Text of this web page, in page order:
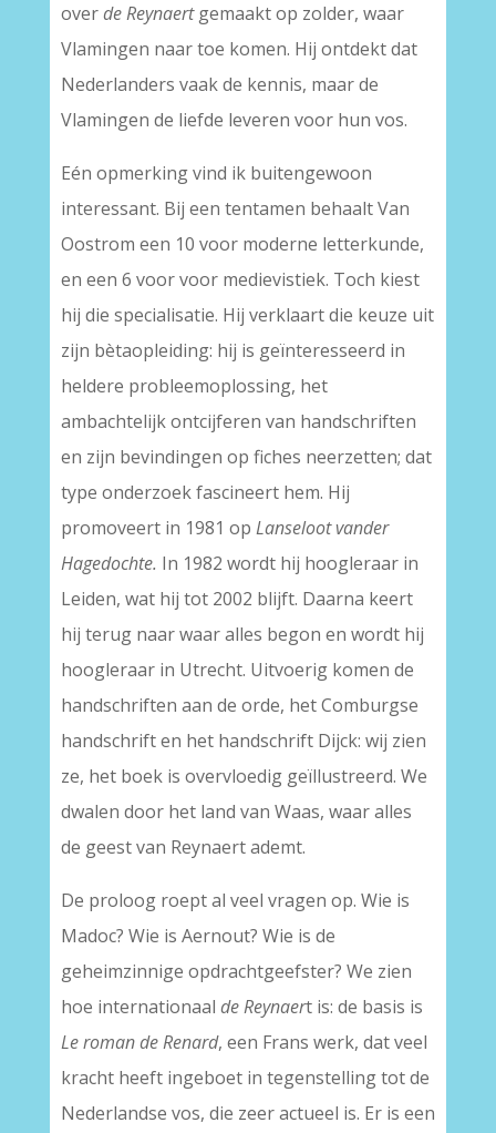
overde Reynaertgemaakt op zolder, waar
Vlamingen naar toe komen. Hij ontdekt dat
Nederlanders vaak de kennis, maar de
Vlamingen de liefde leveren voor hun vos.
Eén opmerking vind ik buitengewoon
interessant. Bij een tentamen behaalt Van
Oostrom een 10 voor moderne letterkunde,
en een 6 voor voor medievistiek. Toch kiest
hij die specialisatie. Hij verklaart die keuze uit
zijn bètaopleiding: hij is geïnteresseerd in
heldere probleemoplossing, het
ambachtelijk ontcijferen van handschriften
en zijn bevindingen op fiches neerzetten; dat
type onderzoek fascineert hem. Hij
promoveert in 1981 op Lanseloot vander
Hagedochte. In 1982 wordt hij hoogleraar in
Leiden, wat hij tot 2002 blijft. Daarna keert
hij terug naar waar alles begon en wordt hij
hoogleraar in Utrecht. Uitvoerig komen de
handschriften aan de orde, het Comburgse
handschrift en het handschrift Dijck: wij zien
ze, het boek is overvloedig geïllustreerd. We
dwalen door het land van Waas, waar alles
de geest van Reynaert ademt.
De proloog roept al veel vragen op. Wie is
Madoc? Wie is Aernout? Wie is de
geheimzinnige opdrachtgeefster? We zien
hoe internationaal de Reynaert is: de basis is
Le roman de Renard, een Frans werk, dat veel
kracht heeft ingeboet in tegenstelling tot de
Nederlandse vos, die zeer actueel is. Er is een